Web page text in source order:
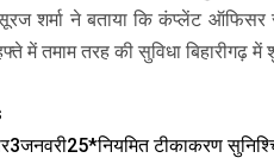
शर्मा ने बताया कि कंप्लेंट
में तमाम तरह की सुविधा बिहारीगढ़ में
टीकाकरण